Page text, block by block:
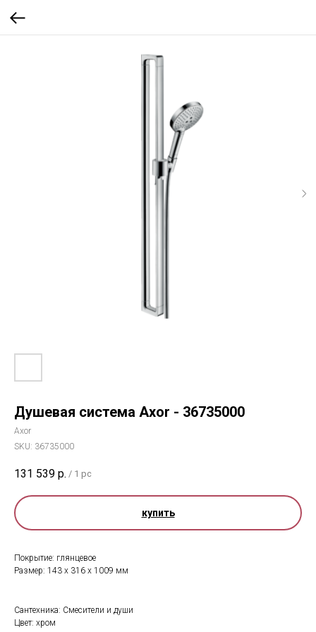
Душевая система Axor - 36735000
Axor
SKU: 36735000
131 539 р. / 1 pc
купить
Покрытие: глянцевое
Размер: 143 х 316 х 1009 мм
Сантехника: Смесители и души
Цвет: хром